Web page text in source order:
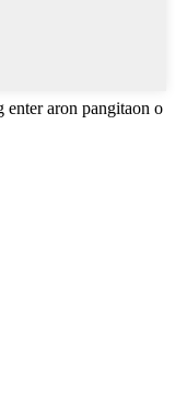
enter aron pangitaon o